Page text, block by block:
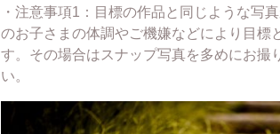
・注意事項1：目標の作品と同じような写
のお子さまの体調やご機嫌などにより目標
す。その場合はスナップ写真を多めにお撮
い。